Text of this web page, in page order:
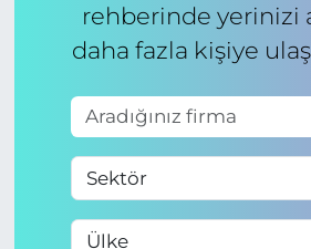
rehberinde yerinizi
daha fazla kişiye